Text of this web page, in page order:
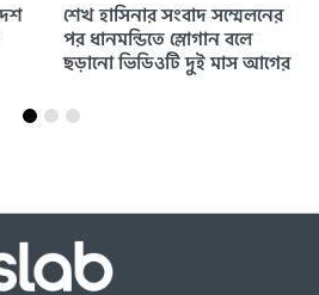
শেখ হাসিনার সংবাদ সম্মেলনের
পর ধানমন্ডিতে স্লোগান বলে
ছড়ানো ভিডিওটি দুই মাস আগের